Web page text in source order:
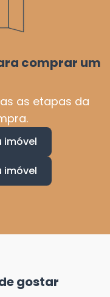
comprar um
as etapas da
imóvel
imóvel
gostar